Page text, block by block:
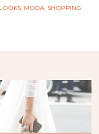
LOOKS, MODA, SHOPPING